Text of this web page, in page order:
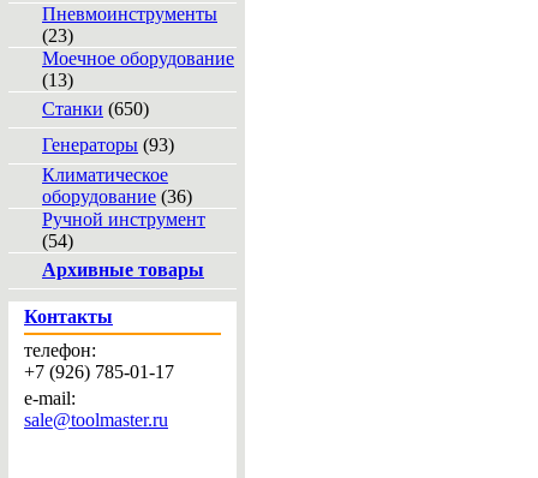
Пневмоинструменты
(23)
Моечное оборудование
(13)
Станки (650)
Генераторы (93)
Климатическое
оборудование (36)
Ручной инструмент
(54)
Архивные товары
Контакты
телефон:
+7 (926) 785-01-17
e-mail:
sale@toolmaster.ru